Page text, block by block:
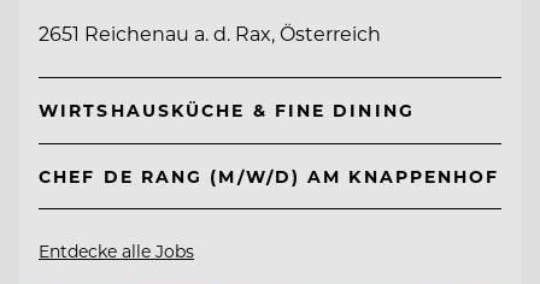
2651 Reichenau a. d. Rax, Österreich
WIRTSHAUSKÜCHE & FINE DINING
CHEF DE RANG (M/W/D) AM KNAPPENHOF
Entdecke alle Jobs